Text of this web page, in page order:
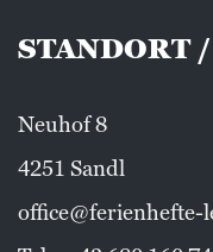
STANDORT
Neuhof 8
4251 Sandl